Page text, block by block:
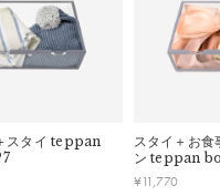
めご了承ください。
】の発送となります。
の際の往復の手数料は、
ます。
受け付けしかねます。
商材は、返品・交換はで
スタイ teppan
スタイ＋お食
ン teppan
¥11,770